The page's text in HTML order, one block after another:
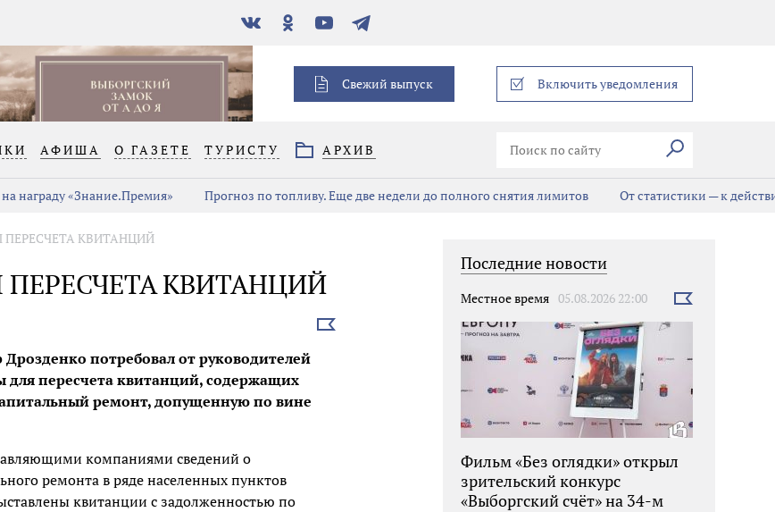
В
контакте
Одноклассники
YouTubeТелеграм
Свежий выпуск Включить уведомления
АФИША О ГАЗЕТЕ ТУРИСТУ АРХИВ Искать
награду «Знание.Премия» Прогноз по топливу. Еще две недели до полного снятия лимитов От статистики — к
ПЕРЕСЧЕТА КВИТАНЦИЙ
КВИТАНЦИЙ
Выбрать
потребовал от руководителей
пересчета квитанций, содержащих
ремонт, допущенную по вине
компаниями сведений о
ремонта в ряде населенных пунктов
квитанции с задолженностью по
Последние новости
Местное время 05.08.2026 22:00
Выбрать
Фильм «Без оглядки» открыл
зрительский конкурс
«Выборгский счёт» на 34-м